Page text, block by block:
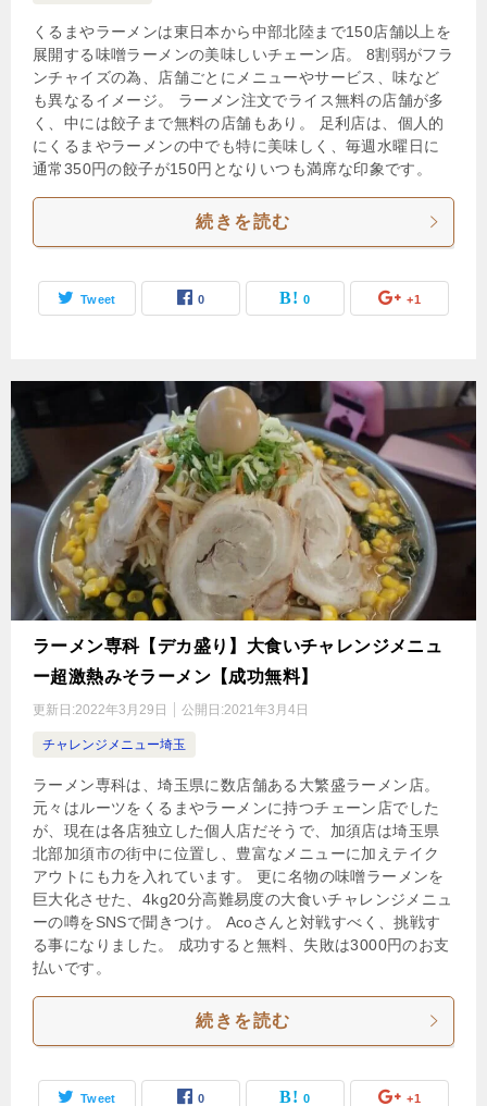
くるまやラーメンは東日本から中部北陸まで150店舗以上を
展開する味噌ラーメンの美味しいチェーン店。 8割弱がフラ
ンチャイズの為、店舗ごとにメニューやサービス、味など
も異なるイメージ。 ラーメン注文でライス無料の店舗が多
く、中には餃子まで無料の店舗もあり。 足利店は、個人的
にくるまやラーメンの中でも特に美味しく、毎週水曜日に
通常350円の餃子が150円となりいつも満席な印象です。
続きを読む
Tweet 0 0 +1
ラーメン専科【デカ盛り】大食いチャレンジメニュ
ー超激熱みそラーメン【成功無料】
更新日:2022年3月29日 公開日:2021年3月4日
チャレンジメニュー埼玉
ラーメン専科は、埼玉県に数店舗ある大繁盛ラーメン店。
元々はルーツをくるまやラーメンに持つチェーン店でした
が、現在は各店独立した個人店だそうで、加須店は埼玉県
北部加須市の街中に位置し、豊富なメニューに加えテイク
アウトにも力を入れています。 更に名物の味噌ラーメンを
巨大化させた、4kg20分高難易度の大食いチャレンジメニュ
ーの噂をSNSで聞きつけ。 Acoさんと対戦すべく、挑戦す
る事になりました。 成功すると無料、失敗は3000円のお支
払いです。
続きを読む
Tweet 0 0 +1